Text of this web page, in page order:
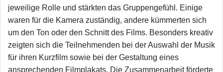
jeweilige Rolle und stärkten das Gruppengefühl. Einige
waren für die Kamera zuständig, andere kümmerten sich
um den Ton oder den Schnitt des Films. Besonders kreativ
zeigten sich die Teilnehmenden bei der Auswahl der Musik
für ihren Kurzfilm sowie bei der Gestaltung eines
ansprechenden Filmplakats. Die Zusammenarbeit förderte